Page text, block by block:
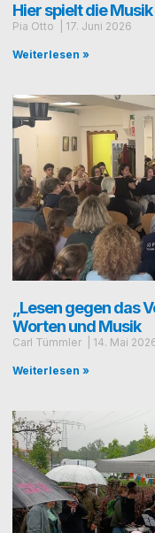
Hier spielt die
Pia Otto 17. Juni 2026
Weiterlesen »
„Lesen gegen das
Worten und Musik
Carl Tümmler 14. Mai
Weiterlesen »